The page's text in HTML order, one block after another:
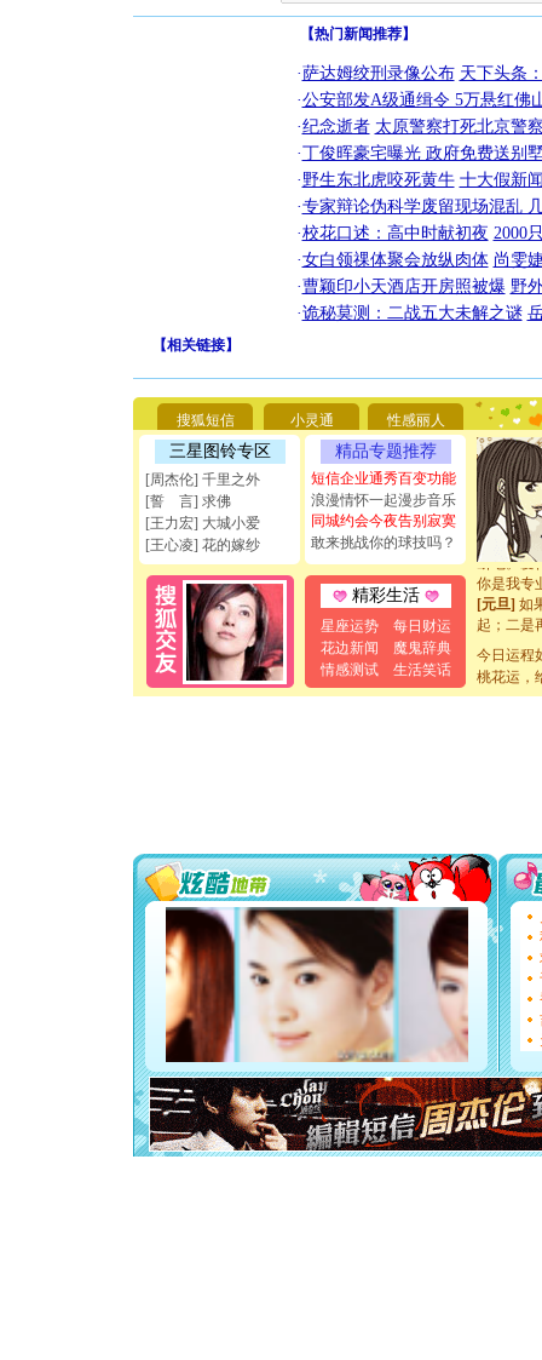
【热门新闻推荐】
·萨达姆绞刑录像公布 天下头条
·公安部发A级通缉令 5万悬红佛
·纪念逝者 太原警察打死北京警
·丁俊晖豪宅曝光 政府免费送别
·野生东北虎咬死黄牛 十大假新
·专家辩论伪科学废留现场混乱
·校花口述：高中时献初夜 2000
·女白领祼体聚会放纵肉体 尚雯
·曹颖印小天酒店开房照被爆 野
·诡秘莫测：二战五大未解之谜
【相关链接】
搜狐短信 小灵通 性感丽人
三星图铃专区
[周杰伦] 千里之外
[誓 言] 求佛
[王力宏] 大城小爱
[王心凌] 花的嫁纱
精品专题推荐
短信企业通秀百变功能
浪漫情怀一起漫步音乐
同城约会今夜告别寂寞
敢来挑战你的球技吗？
精彩生活
星座运势
每日财运
花边新闻
魔鬼辞典
情感测试
生活笑话
你太多，
要平安
[圣诞节]
能正大光
天都要快
[圣诞节]
如意,快
[元旦]看
断电。爱
你是我专
[元旦] 如
起；二是
[元旦]当
泣，这痛
你太多，
要平安
[圣诞节]
能正大
天都要快
[圣诞节]
如意,快
[元旦]
看
断电。
你是我
[元旦]如
起；二是
离。水晶
[元旦]当
泣，这痛
今日运程
桃花运，